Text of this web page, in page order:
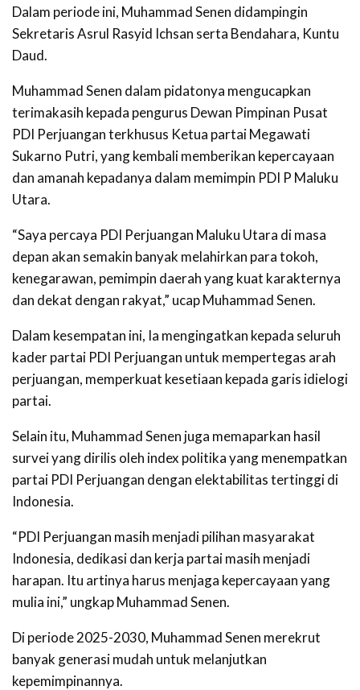
Dalam periode ini, Muhammad Senen didampingin
Sekretaris Asrul Rasyid Ichsan serta Bendahara, Kuntu
Daud.
Muhammad Senen dalam pidatonya mengucapkan
terimakasih kepada pengurus Dewan Pimpinan Pusat
PDI Perjuangan terkhusus Ketua partai Megawati
Sukarno Putri, yang kembali memberikan kepercayaan
dan amanah kepadanya dalam memimpin PDI P Maluku
Utara.
“Saya percaya PDI Perjuangan Maluku Utara di masa
depan akan semakin banyak melahirkan para tokoh,
kenegarawan, pemimpin daerah yang kuat karakternya
dan dekat dengan rakyat,” ucap Muhammad Senen.
Dalam kesempatan ini, Ia mengingatkan kepada seluruh
kader partai PDI Perjuangan untuk mempertegas arah
perjuangan, memperkuat kesetiaan kepada garis idielogi
partai.
Selain itu, Muhammad Senen juga memaparkan hasil
survei yang dirilis oleh index politika yang menempatkan
partai PDI Perjuangan dengan elektabilitas tertinggi di
Indonesia.
“PDI Perjuangan masih menjadi pilihan masyarakat
Indonesia, dedikasi dan kerja partai masih menjadi
harapan. Itu artinya harus menjaga kepercayaan yang
mulia ini,” ungkap Muhammad Senen.
Di periode 2025-2030, Muhammad Senen merekrut
banyak generasi mudah untuk melanjutkan
kepemimpinannya.